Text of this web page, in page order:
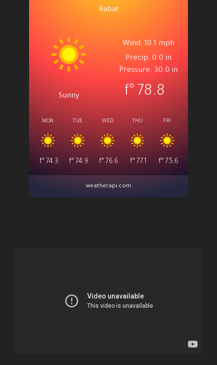
Rabat
Sunny
Wind: 10.1 mph
Precip: 0.0 in
Pressure: 30.0 in
78.8
°f
MON
74.3
°f
TUE
74.9
°f
WED
76.6
°f
THU
77.1
°f
FRI
75.6
°f
weatherapi.com